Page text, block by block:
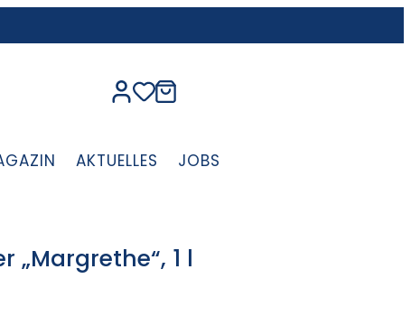
AKTUELLES JOBS
„Margrethe“, 1 l